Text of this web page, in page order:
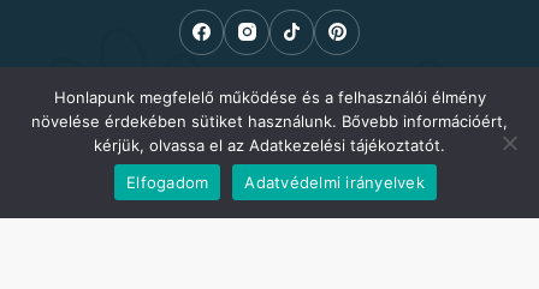
Honlapunk megfelelő működése és a felhasználói élmény
növelése érdekében sütiket használunk. Bővebb információért,
kérjük, olvassa el az Adatkezelési tájékoztatót.
Elfogadom
Adatvédelmi irányelvek